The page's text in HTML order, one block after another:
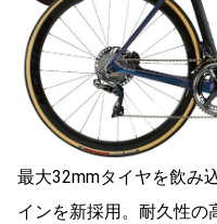
最大32mmタイヤを飲み
インを新採用。耐久性の